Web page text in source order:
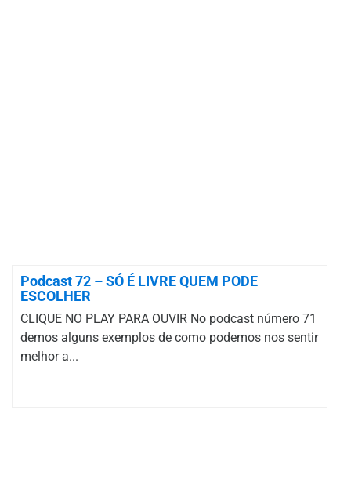
Podcast 72 – SÓ É LIVRE QUEM PODE
ESCOLHER
CLIQUE NO PLAY PARA OUVIR No podcast número 71
demos alguns exemplos de como podemos nos sentir
melhor a...